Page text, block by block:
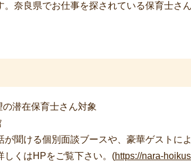
奈良県でお仕事を探されている保育士さ
潜在保育士さん対象
聞ける個別面談ブースや、豪華ゲストに
しくはHPをご覧下さい。(https://nara-